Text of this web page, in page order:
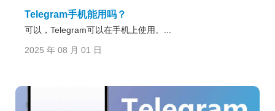
Telegram手机能用吗？
可以，Telegram可以在手机上使用。...
2025 年 08 月 01 日